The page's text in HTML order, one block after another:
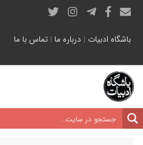
باشگاه ادبیات | درباره ما | تماس با ما